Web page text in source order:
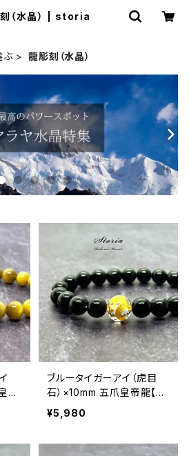
（水晶） | storia
ぶ 龍彫刻（水晶）
帝
ブルータイガーアイ（虎目
石）×10mm 五爪皇帝龍【金
彫り】水晶 ブレスレット
¥5,980